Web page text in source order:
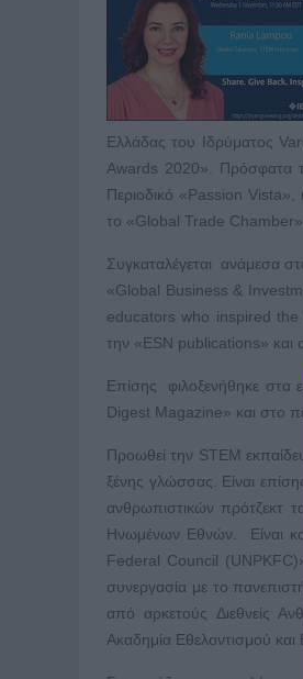
Ελλάδας του Ιδρύματος
Awards 2020». Πρόσφατα
Περιοδικό «Passion
το «Global Trade
Συγκαταλέγεται ανάμεσα
«Global Business &
educators who inspired
την «ESN publications»
Επίσης φιλοξενήθηκε στα
Digest Magazine» και στο
Προωθεί την STEM
ξένης γλώσσας. Είναι
ανθρωπιστικών πρότζεκτ
Ηνωμένων Εθνών. Είναι
Federal Council
συνεργασία με το
από αρκετούς Διεθνείς
Ακαδημία Εθελοντισμού